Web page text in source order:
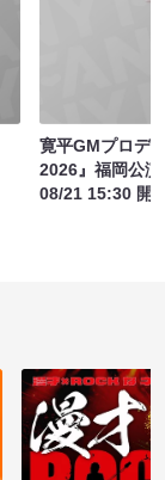
寛平GMプロデ
2026』福岡公演
08/21 15:30 開